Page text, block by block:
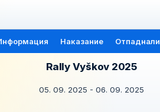
Наказание Отпаднали
Rally Vyškov 2025
05. 09. 2025 - 06. 09. 2025